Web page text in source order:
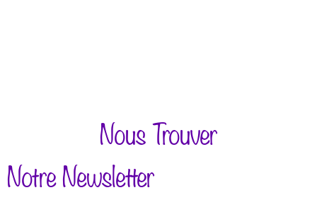
Nous Trouver
Notre Newsletter